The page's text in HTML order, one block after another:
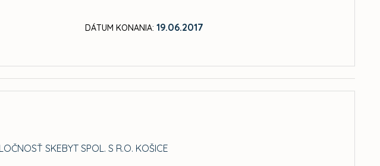
DÁTUM KONANIA: 19.06.2017
SKEBYT SPOL. S R.O. KOŠICE